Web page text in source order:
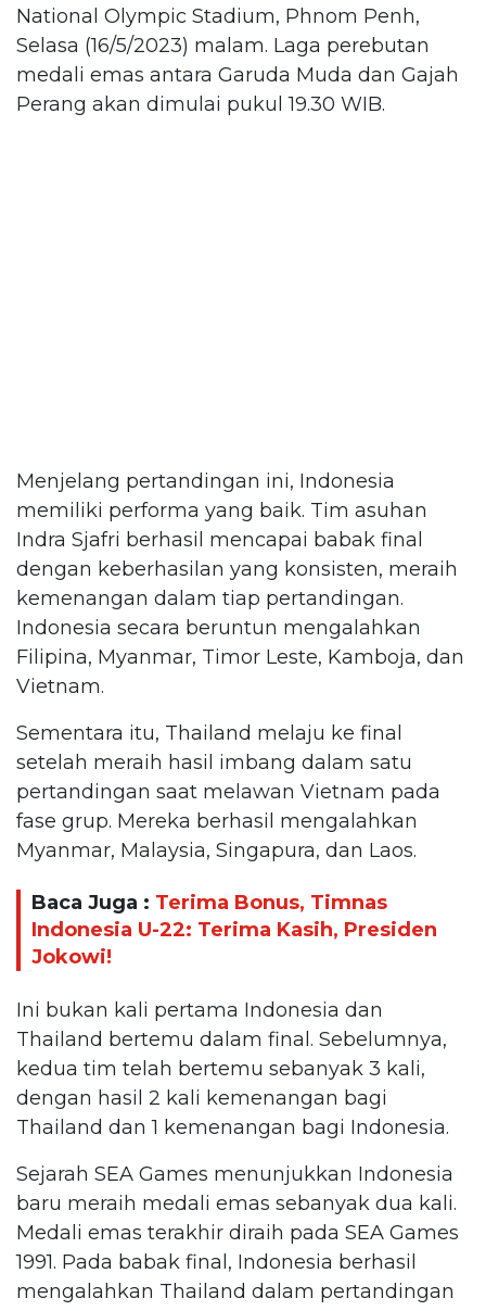
National Olympic Stadium, Phnom Penh,
Selasa (16/5/2023) malam. Laga perebutan
medali emas antara Garuda Muda dan Gajah
Perang akan dimulai pukul 19.30 WIB.
Menjelang pertandingan ini, Indonesia
memiliki performa yang baik. Tim asuhan
Indra Sjafri berhasil mencapai babak final
dengan keberhasilan yang konsisten, meraih
kemenangan dalam tiap pertandingan.
Indonesia secara beruntun mengalahkan
Filipina, Myanmar, Timor Leste, Kamboja, dan
Vietnam.
Sementara itu, Thailand melaju ke final
setelah meraih hasil imbang dalam satu
pertandingan saat melawan Vietnam pada
fase grup. Mereka berhasil mengalahkan
Myanmar, Malaysia, Singapura, dan Laos.
Baca Juga : Terima Bonus, Timnas
Indonesia U-22: Terima Kasih, Presiden
Jokowi!
Ini bukan kali pertama Indonesia dan
Thailand bertemu dalam final. Sebelumnya,
kedua tim telah bertemu sebanyak 3 kali,
dengan hasil 2 kali kemenangan bagi
Thailand dan 1 kemenangan bagi Indonesia.
Sejarah SEA Games menunjukkan Indonesia
baru meraih medali emas sebanyak dua kali.
Medali emas terakhir diraih pada SEA Games
1991. Pada babak final, Indonesia berhasil
mengalahkan Thailand dalam pertandingan